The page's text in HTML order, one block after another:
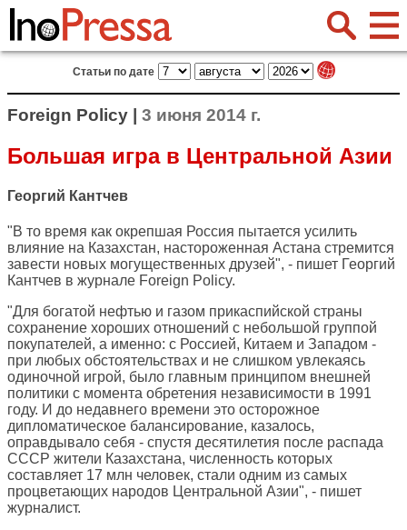
Статьи по дате
Foreign Policy | 3 июня 2014 г.
Большая игра в Центральной Азии
Георгий Кантчев
"В то время как окрепшая Россия пытается усилить
влияние на Казахстан, настороженная Астана стремится
завести новых могущественных друзей", - пишет Георгий
Кантчев в журнале Foreign Policy.
"Для богатой нефтью и газом прикаспийской страны
сохранение хороших отношений с небольшой группой
покупателей, а именно: с Россией, Китаем и Западом -
при любых обстоятельствах и не слишком увлекаясь
одиночной игрой, было главным принципом внешней
политики с момента обретения независимости в 1991
году. И до недавнего времени это осторожное
дипломатическое балансирование, казалось,
оправдывало себя - спустя десятилетия после распада
СССР жители Казахстана, численность которых
составляет 17 млн человек, стали одним из самых
процветающих народов Центральной Азии", - пишет
журналист.